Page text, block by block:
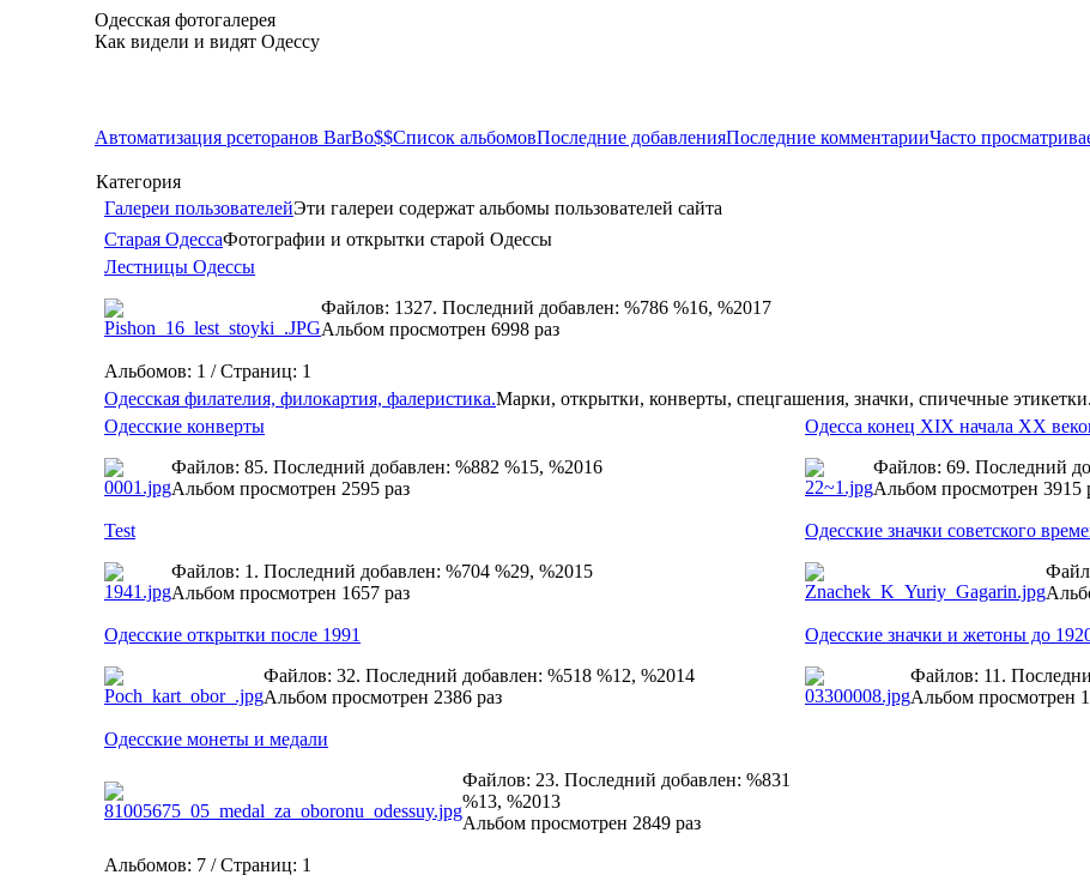
Одесская фотогалерея
Как видели и видят Одессу
Автоматизация рсеторанов BarBo$$Список альбомовПоследние добавленияПоследние комментарииЧасто
Категория
Галереи пользователейЭти галереи содержат альбомы пользователей сайта
Старая ОдессаФотографии и открытки старой Одессы
Лестницы Одессы
Файлов: 1327. Последний добавлен: %786 %16, %2017
Альбом просмотрен 6998 раз
Альбомов: 1 / Страниц: 1
Одесская филателия, филокартия, фалеристика.Марки, открытки, конверты, спецгашения, значки, спичечные этикетки.
Одесские конверты
Файлов: 85. Последний добавлен: %882 %15, %2016
Альбом просмотрен 2595 раз
Одесса конец XIX начала ХХ
Файлов: 69. Последний
Альбом просмотрен 3915
Test
Файлов: 1. Последний добавлен: %704 %29, %2015
Альбом просмотрен 1657 раз
Одесские значки советского
Одесские открытки после 1991
Файлов: 32. Последний добавлен: %518 %12, %2014
Альбом просмотрен 2386 раз
Одесские значки и жетоны до
Файлов: 11.
Альбом просмотрен
Одесские монеты и медали
Файлов: 23. Последний добавлен: %831
%13, %2013
Альбом просмотрен 2849 раз
Альбомов: 7 / Страниц: 1